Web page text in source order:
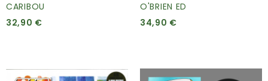
CARIBOU
32,90 €
O'BRIEN ED
34,90 €